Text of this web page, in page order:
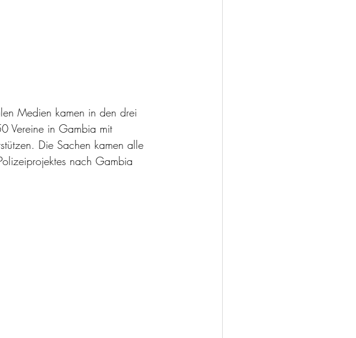
Medien kamen in den drei
Vereine in Gambia mit
Die Sachen kamen alle
nach Gambia